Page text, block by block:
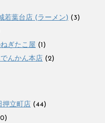
若葉台店 (ラーメン) (3)
ぎたこ屋 (1)
んかん本店 (2)
押立町店 (44)